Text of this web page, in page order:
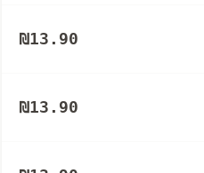
₪13.90
₪13.90